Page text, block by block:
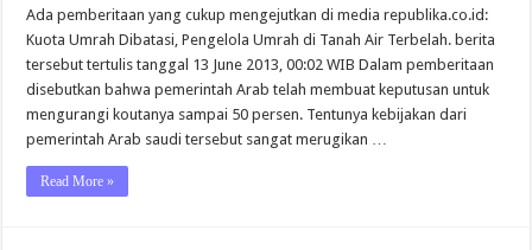
Umroh
Dikurangi
hingga
50
Persen
Ada pemberitaan yang cukup mengejutkan di media republika.co.id:
Kuota Umrah Dibatasi, Pengelola Umrah di Tanah Air Terbelah. berita
tersebut tertulis tanggal 13 June 2013, 00:02 WIB Dalam pemberitaan
disebutkan bahwa pemerintah Arab telah membuat keputusan untuk
mengurangi koutanya sampai 50 persen. Tentunya kebijakan dari
pemerintah Arab saudi tersebut sangat merugikan …
Read More »